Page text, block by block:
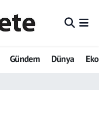
Gündem Dünya